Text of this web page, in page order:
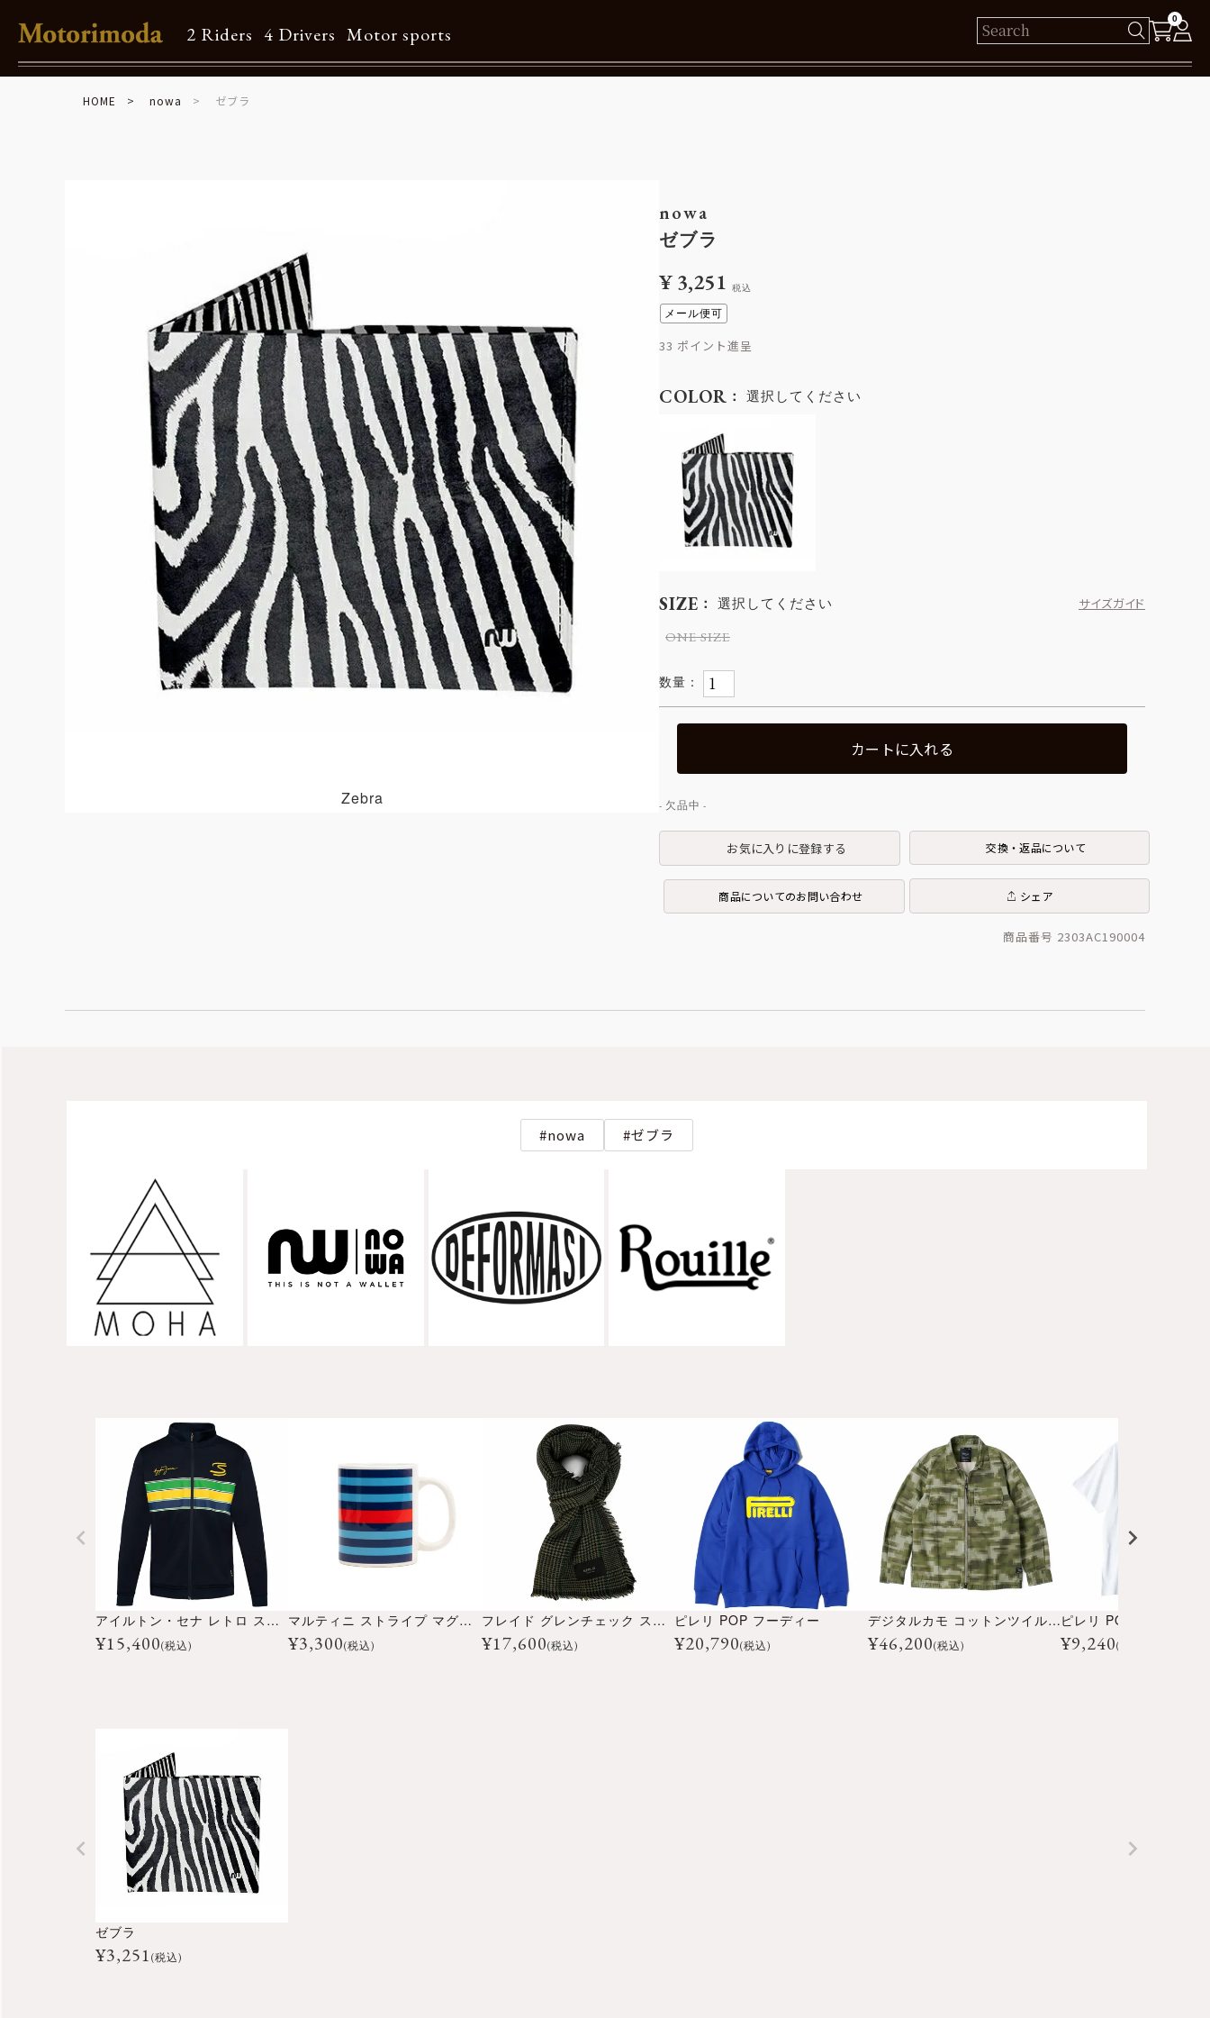
2 Riders 4 Drivers Motor sports
0
Shop Info
メルマガ購読
リクルート
HOME nowa ゼブラ
Zebra
nowa
ゼブラ
¥3,251 税込
メール便可
33
SIZE 選択してください
サイズガイド
ONE SIZE
COLOR 選択してください
カートに入れる
お気に入りに登録する 交換・返品について
商品についてのお問い合わせ シェア
商品番号 2303AC190004
nowa ゼブラ
アイルトン・セナ レトロ ストライプ ジャケット
¥15,400(税込)
マルティニ ストライプ マグカップ
¥3,300(税込)
フレイド グレンチェック スカーフ
¥17,600(税込)
ピレリ POP フーディー
¥20,790(税込)
デジタルカモ コットンツイル フルジップ シャツ
¥46,200(税込)
ピレリ POP Tシャツ
¥9,240(税込)
ゼブラ
¥3,251(税込)